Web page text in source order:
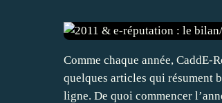
Comme chaque année, CaddE-
quelques articles qui résument
ligne. De quoi commencer